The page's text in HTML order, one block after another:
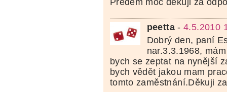
Předem moc děkuji za
peetta-4.5.2010
Dobrý den, paní
nar.3.3.1968,
bych se zeptat na nynější
bych vědět jakou mam
tomto zaměstnání.Děkuji